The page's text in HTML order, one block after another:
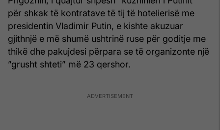
për shkak të kontratave të tij të hotelierisë me
presidentin Vladimir Putin, e kishte akuzuar
gjithnjë e më shumë ushtrinë ruse për goditje me
thikë dhe pakujdesi përpara se të organizonte një
”grusht shteti” më 23 qershor.